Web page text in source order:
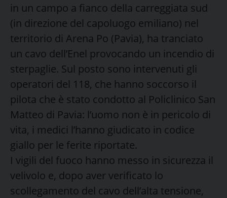
in un campo a fianco della carreggiata sud
(in direzione del capoluogo emiliano) nel
territorio di Arena Po (Pavia), ha tranciato
un cavo dell’Enel provocando un incendio di
sterpaglie. Sul posto sono intervenuti gli
operatori del 118, che hanno soccorso il
pilota che è stato condotto al Policlinico San
Matteo di Pavia: l’uomo non è in pericolo di
vita, i medici l’hanno giudicato in codice
giallo per le ferite riportate.
I vigili del fuoco hanno messo in sicurezza il
velivolo e, dopo aver verificato lo
scollegamento del cavo dell’alta tensione,